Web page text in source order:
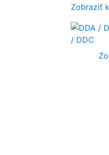
Zobraziť
/ DDC